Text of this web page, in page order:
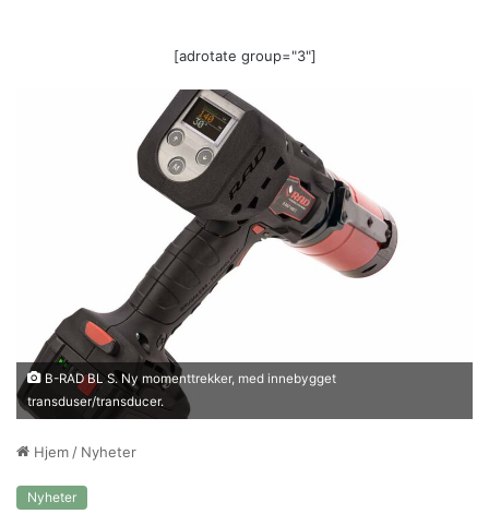
[adrotate group="3"]
B-RAD BL S. Ny momenttrekker, med innebygget
transduser/transducer.
Hjem/ Nyheter
Nyheter